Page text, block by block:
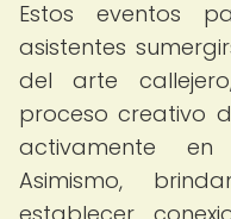
Estos eventos
asistentes
del arte
proceso creativo
activamente
Asimismo,